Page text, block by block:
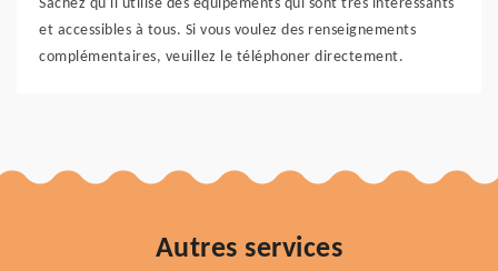
Sachez qu'il utilise des équipements qui sont très intéressants
et accessibles à tous. Si vous voulez des renseignements
complémentaires, veuillez le téléphoner directement.
Autres services